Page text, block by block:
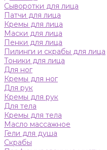
Сыворотки для лица
Патчи для лица
Кремы для лица
Маски для лица
Пенки для лица
Пилинги и скрабы для лица
Тоники для лица
Для ног
Кремы для ног
Для рук
Кремы для рук
Для тела
Кремы для тела
Масло массажное
Гели для душа
Скрабы